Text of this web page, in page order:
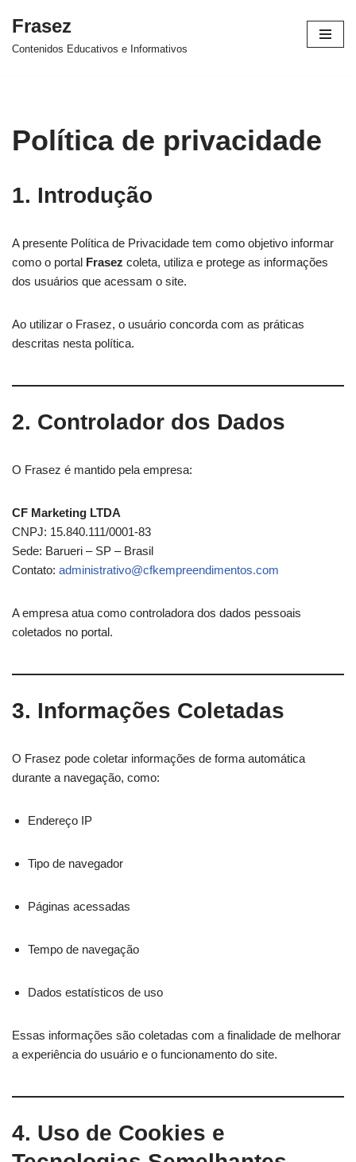
Ir
Frasez
Contenidos Educativos e Informativos
Política de privacidade
1. Introdução
A presente Política de Privacidade tem como objetivo informar
como o portal Frasez coleta, utiliza e protege as informações
dos usuários que acessam o site.
Ao utilizar o Frasez, o usuário concorda com as práticas
descritas nesta política.
2. Controlador dos Dados
O Frasez é mantido pela empresa:
CF Marketing LTDA
CNPJ: 15.840.111/0001-83
Sede: Barueri – SP – Brasil
Contato: administrativo@cfkempreendimentos.com
A empresa atua como controladora dos dados pessoais
coletados no portal.
3. Informações Coletadas
O Frasez pode coletar informações de forma automática
durante a navegação, como:
Endereço IP
Tipo de navegador
Páginas acessadas
Tempo de navegação
Dados estatísticos de uso
Essas informações são coletadas com a finalidade de melhorar
a experiência do usuário e o funcionamento do site.
4. Uso de Cookies e